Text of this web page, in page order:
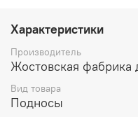
Характеристики
Производитель
Жостовская фабрика
Вид товара
Подносы